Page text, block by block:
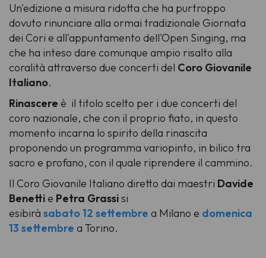
Un'edizione a misura ridotta che ha purtroppo
dovuto rinunciare alla ormai tradizionale Giornata
dei Cori e all'appuntamento dell'Open Singing, ma
che ha inteso dare comunque ampio risalto alla
coralità attraverso due concerti del Coro Giovanile
Italiano.
Rinascere è il titolo scelto per i due concerti del
coro nazionale, che con il proprio fiato, in questo
momento incarna lo spirito della rinascita
proponendo un programma variopinto, in bilico tra
sacro e profano, con il quale riprendere il cammino.
Il Coro Giovanile Italiano diretto dai maestri Davide
Benettie Petra Grassisi
esibirà sabato12 settembre a Milano e domenica
13 settembre a Torino.